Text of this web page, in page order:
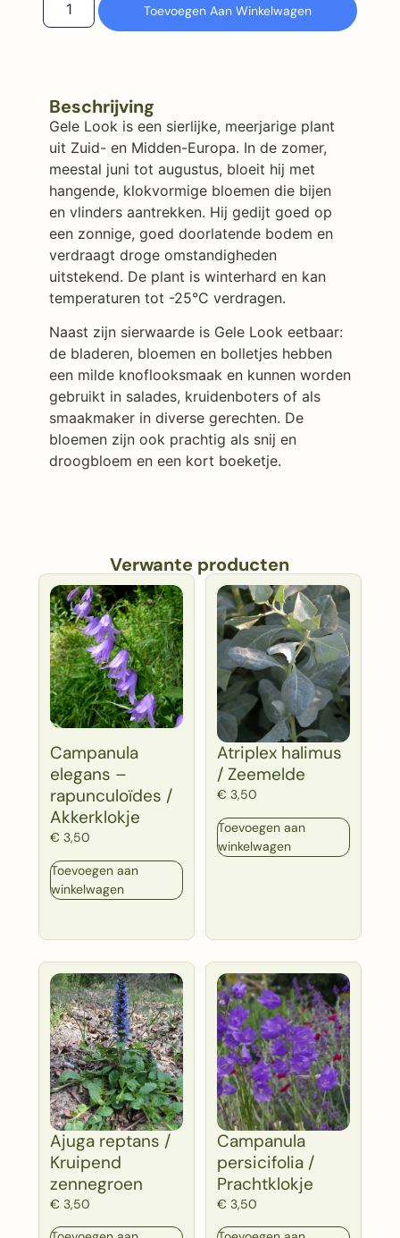
Toevoegen Aan Winkelwagen
Beschrijving
Gele Look is een sierlijke, meerjarige plant
uit Zuid- en Midden-Europa. In de zomer,
meestal juni tot augustus, bloeit hij met
hangende, klokvormige bloemen die bijen
en vlinders aantrekken. Hij gedijt goed op
een zonnige, goed doorlatende bodem en
verdraagt droge omstandigheden
uitstekend. De plant is winterhard en kan
temperaturen tot -25°C verdragen.
Naast zijn sierwaarde is Gele Look eetbaar:
de bladeren, bloemen en bolletjes hebben
een milde knoflooksmaak en kunnen worden
gebruikt in salades, kruidenboters of als
smaakmaker in diverse gerechten. De
bloemen zijn ook prachtig als snij en
droogbloem en een kort boeketje.
Verwante producten
Campanula
elegans –
rapunculoïdes /
Akkerklokje
€ 3,50
Toevoegen aan
winkelwagen
Atriplex halimus
/ Zeemelde
€ 3,50
Toevoegen aan
winkelwagen
Ajuga reptans /
Kruipend
zennegroen
€ 3,50
Campanula
persicifolia /
Prachtklokje
€ 3,50